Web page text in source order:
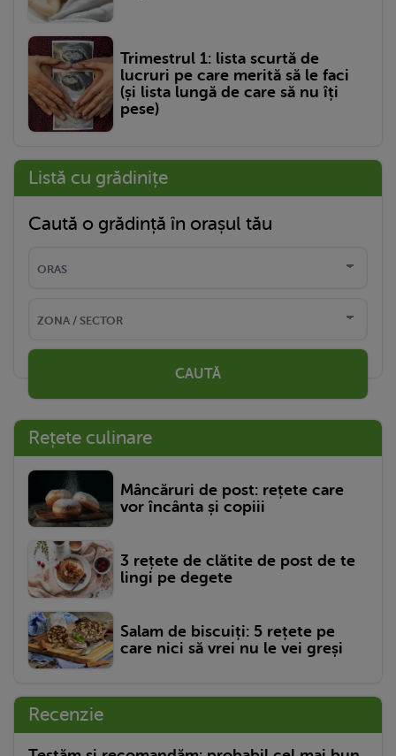
Trimestrul 1: lista scurtă de
lucruri pe care merită să le faci
(și lista lungă de care să nu îți
pese)
Listă cu grădinițe
Caută o grădință în orașul tău
CAUTĂ
Rețete culinare
Mâncăruri de post: rețete care
vor încânta și copiii
3 rețete de clătite de post de te
lingi pe degete
Salam de biscuiți: 5 rețete pe
care nici să vrei nu le vei greși
Recenzie